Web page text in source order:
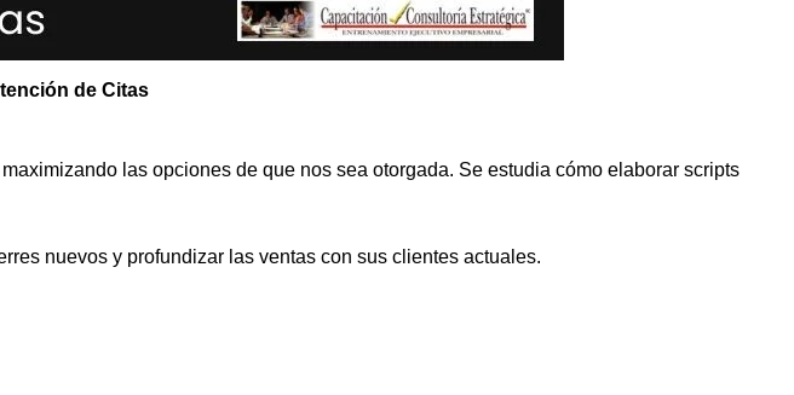
de Citas
las opciones de que nos sea otorgada. Se estudia cómo elaborar scripts
nuevos y profundizar las ventas con sus clientes actuales.